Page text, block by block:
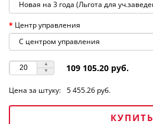
Центр управления
109 105.20 руб.
Цена за штуку: 5 455.26 руб.
КУПИТЬ